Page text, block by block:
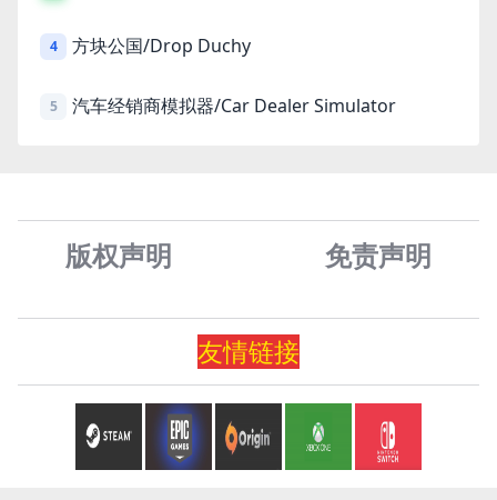
4 方块公国/Drop Duchy
5 汽车经销商模拟器/Car Dealer Simulator
版权声明 免责声明
友情链接